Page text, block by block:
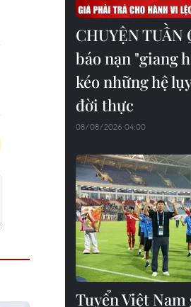
CHUYỆN TUẦN
báo nạn "giang
kéo những hệ
đời thực
08/08/2026 04:00
Tuyển Việt Nam